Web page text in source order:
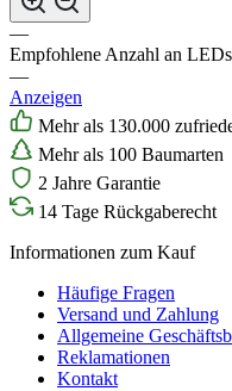
—
Empfohlene Anzahl an LEDs
—
Anzeigen
Mehr als 130.000
Mehr als 100 Baumarten
2 Jahre Garantie
14 Tage Rückgaberecht
Informationen zum Kauf
Häufige Fragen
Versand und Zahlung
Allgemeine
Reklamationen
Kontakt